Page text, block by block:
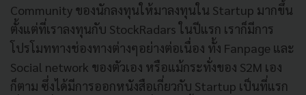
Community ของนักลงทุนให้มาลงทุนใน Startup มากขึ้น
ตั้งแต่ที่เราลงทุนกับ StockRadars ในปีแรก เราก็มีการ
โปรโมททางช่องทางต่างๆอย่างต่อเนื่อง ทั้ง Fanpage และ
Social network ของตัวเอง หรือแม้กระทั่งของ S2M เอง
ก็ตาม ซึ่งได้มีการออกหนังสือเกี่ยวกับ Startup เป็นที่แรก